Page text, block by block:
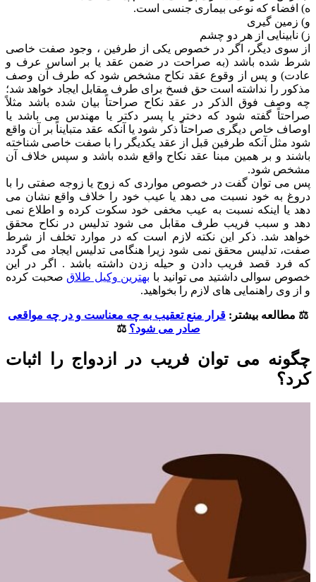
ه) افضاء که نوعی بیماری جنسی است.
و) زمین گیری
ز) نابینایی از هر دو چشم
از سوی دیگر، اگر در خصوص یکی از طرفین ، وجود صفت خاصی
شرط شده باشد (به صراحت در ضمن عقد یا بر اساس عرف و
عادت) و پس از وقوع عقد نکاح مشخص شود که طرف آن وصف
مذکور را نداشته است حق فسخ برای طرف مقابل ایجاد خواهد شد؛
چه وصف فوق الذکر در عقد نکاح صراحتاً بیان شده باشد مثلاً
صراحتاً گفته شود که دختر یا پسر دکتر یا مهندس می باشد یا
اوصاف خاص دیگری صراحتاً ذکر شود یا آنکه عقد متبایناً بر آن واقع
شود مثل آنکه طرفین قبل از عقد یکدیگر را با صفت خاصی شناخته
باشند و بر همین مبنا عقد نکاح واقع شده باشد و سپس خلاف آن
مشخص شود.
پس می توان گفت در خصوص مواردی که زوج یا زوجه صفتی را با
دروغ به خود نسبت می دهد یا عیب خود را خلاف واقع نشان می
دهد یا اینکه نسبت به عیب مخفی خود سکوت کرده و اطلاع نمی
دهد و سبب فریب طرف مقابل می شود تدلیس در نکاح محقق
خواهد شد. ذکر این نکته لازم است که در موارد تخلف از شرط
صفت، تدلیس محقق نمی شود زیرا هنگامی تدلیس ایجاد می گردد
که فرد قصد فریب دادن و حیله زدن داشته باشد . اگر در این
خصوص سوالی داشتید می توانید با بهترین وکیل طلاق صحبت کرده
و از وی راهنمایی های لازم را بخواهید.
⚖️ مطالعه بیشتر: قرار منع تعقیب به چه معناست و در چه مواقعی
صادر می شود؟ ⚖️
چگونه می توان فریب در ازدواج را اثبات
کرد؟